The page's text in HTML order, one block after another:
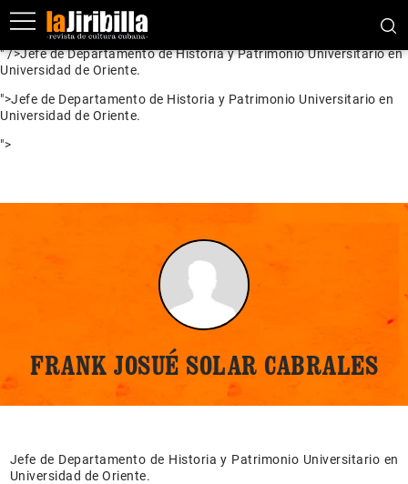
Jefe de Departamento de Historia y Patrimonio Universitario en
Universidad de Oriente.
" />Jefe de Departamento de Historia y Patrimonio Universitario en
Universidad de Oriente.
">Jefe de Departamento de Historia y Patrimonio Universitario en
Universidad de Oriente.
">
FRANK JOSUÉ SOLAR CABRALES
Jefe de Departamento de Historia y Patrimonio Universitario en
Universidad de Oriente.